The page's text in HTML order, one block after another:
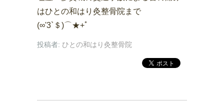
はひとの和はり灸整骨院まで
(∞'3`＄)⌒★+ﾟ
投稿者: ひとの和はり灸整骨院